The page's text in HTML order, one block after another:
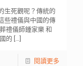
生死觀呢？傳統的
些禮儀與中國的傳
禮儀師鍾家樂 和
的 […]
閱讀更多